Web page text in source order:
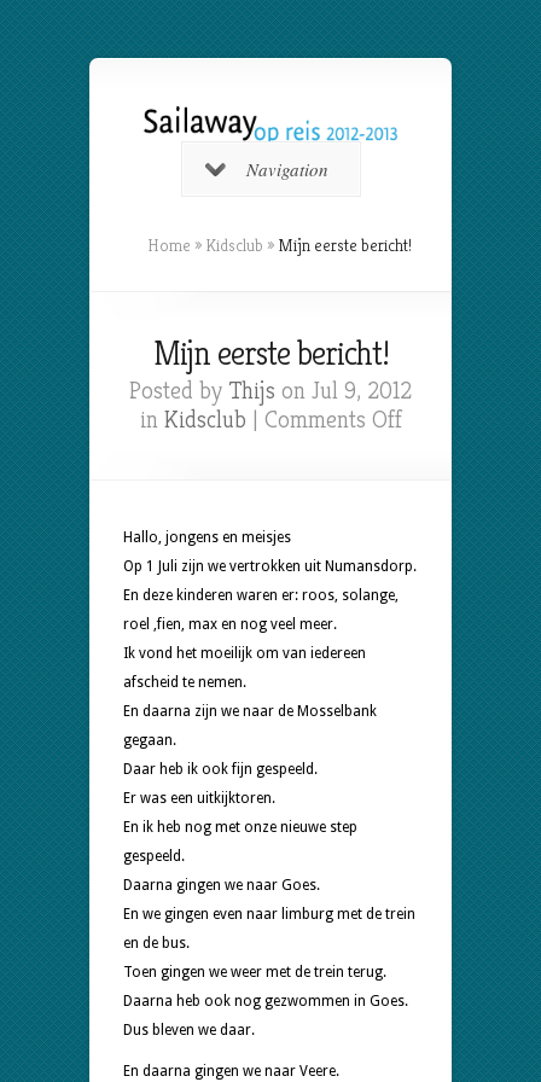
Navigation
Home » Kidsclub » Mijn eerste bericht!
Mijn eerste bericht!
Posted by Thijs on Jul 9, 2012
in Kidsclub | Comments Offon
Hallo, jongens en meisjes
Op 1 Juli zijn we vertrokken uit Numansdorp.
En deze kinderen waren er: roos, solange,
roel ,fien, max en nog veel meer.
Ik vond het moeilijk om van iedereen
afscheid te nemen.
En daarna zijn we naar de Mosselbank
gegaan.
Daar heb ik ook fijn gespeeld.
Er was een uitkijktoren.
En ik heb nog met onze nieuwe step
gespeeld.
Daarna gingen we naar Goes.
En we gingen even naar limburg met de trein
en de bus.
Toen gingen we weer met de trein terug.
Daarna heb ook nog gezwommen in Goes.
Dus bleven we daar.
En daarna gingen we naar Veere.